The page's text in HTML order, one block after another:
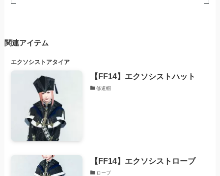
関連アイテム
エクソシストアタイア
【FF14】エクソシストハット
修道帽
【FF14】エクソシストローブ
ローブ